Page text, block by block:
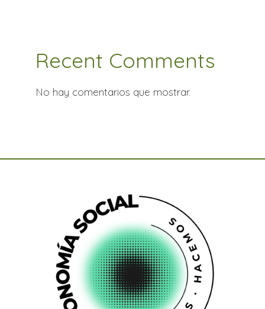
Recent Comments
No hay comentarios que mostrar.